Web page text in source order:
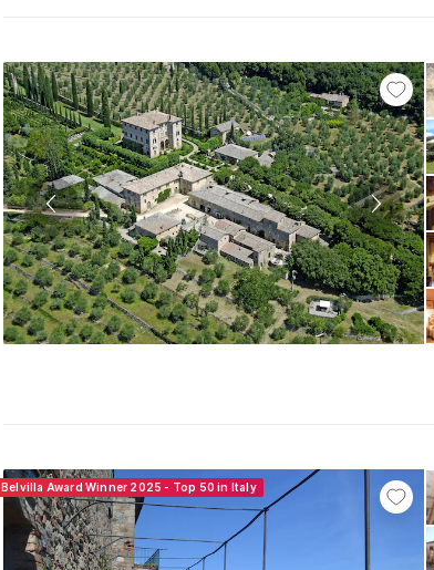
Belvilla Award Winner 2025 - Top 50 in Italy